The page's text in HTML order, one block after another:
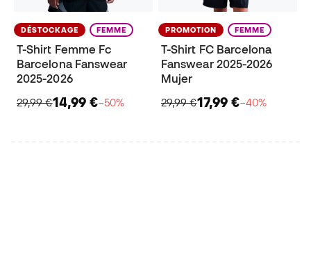
DÉSTOCKAGE FEMME
T-Shirt Femme Fc
Barcelona Fanswear
2025-2026
29,99 €14,99 €−50%
PROMOTION FEMME
T-Shirt FC Barcelona
Fanswear 2025-2026
Mujer
29,99 €17,99 €−40%